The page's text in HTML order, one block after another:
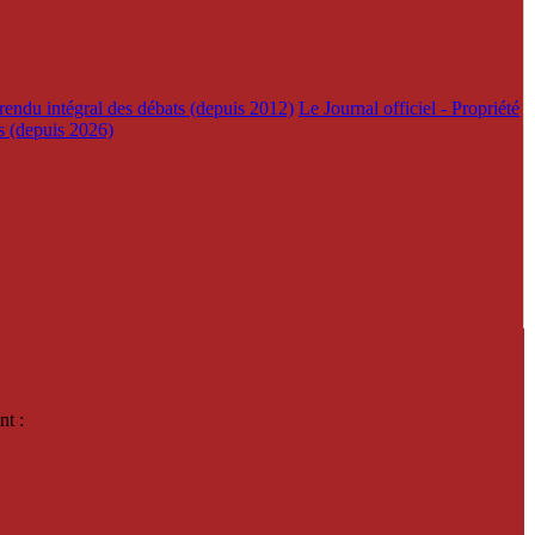
intégral des débats (depuis 2012) Le Journal officiel - Propriété
(depuis 2026)
: